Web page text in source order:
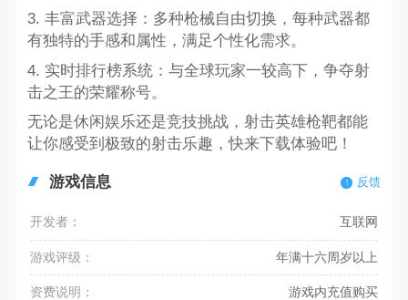
3. 丰富武器选择：多种枪械自由切换，每种武器都
有独特的手感和属性，满足个性化需求。
4. 实时排行榜系统：与全球玩家一较高下，争夺射
击之王的荣耀称号。
无论是休闲娱乐还是竞技挑战，射击英雄枪靶都能
让你感受到极致的射击乐趣，快来下载体验吧！
游戏信息 反馈
开发者： 互联网
游戏评级： 年满十六周岁以上
资费说明： 游戏内充值购买